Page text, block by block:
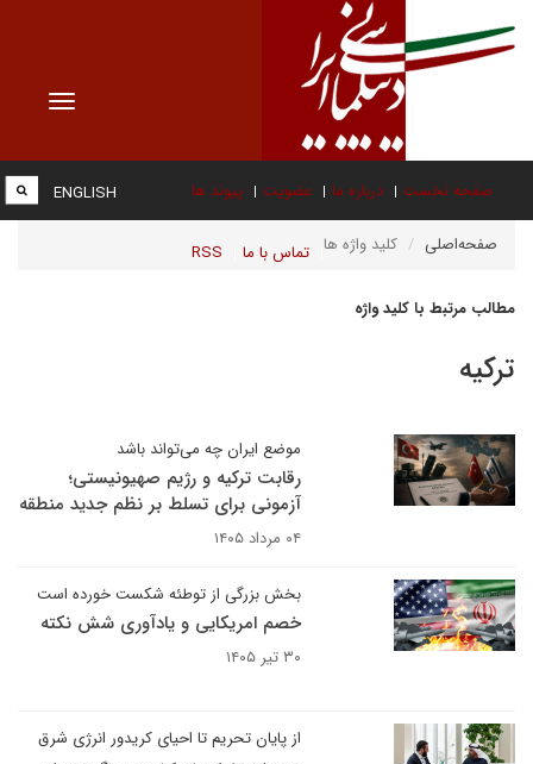
Toggle
صفحه نخست درباره ما عضویت پیوند ها
تماس با ما RSS
ENGLISH
صفحه‌اصلی کلید واژه ها
مطالب مرتبط با کلید واژه
ترکیه
موضع ایران چه می‌تواند باشد
رقابت ترکیه و رژیم صهیونیستی؛
آزمونی برای تسلط بر نظم جدید منطقه
۰۴ مرداد ۱۴۰۵
بخش بزرگی از توطئه شکست خورده است
خصم امریکایی و یادآوری شش نکته
۳۰ تیر ۱۴۰۵
از پایان تحریم تا احیای کریدور انرژی شرق